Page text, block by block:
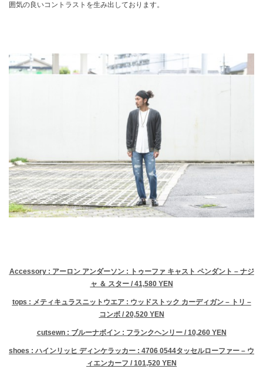
囲気の良いコントラストを生み出しております。
Accessory : アーロン アンダーソン : トゥーファ キャスト ペンダント – ナジ
ャ ＆ スター / 41,580 YEN
tops : メティキュラスニットウエア : ウッドストック カーディガン – トリ –
コンボ / 20,520 YEN
cutsewn : ブルーナボイン : フランクヘンリー / 10,260 YEN
shoes : ハインリッヒ ディンケラッカー : 4706 0544タッセルローファー – ウ
ィエンカーフ / 101,520 YEN